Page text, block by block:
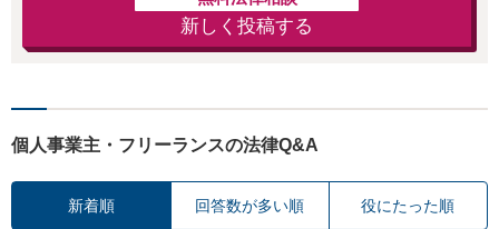
新しく投稿する
個人事業主・フリーランスの法律Q&A
新着順 回答数が多い順 役にたった順